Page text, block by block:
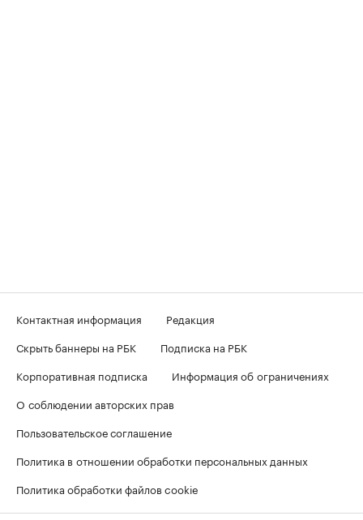
Контактная информация
Редакция
Скрыть баннеры на РБК
Подписка на РБК
Корпоративная подписка
Информация об ограничениях
О соблюдении авторских прав
Пользовательское соглашение
Политика в отношении обработки персональных данных
Политика обработки файлов cookie